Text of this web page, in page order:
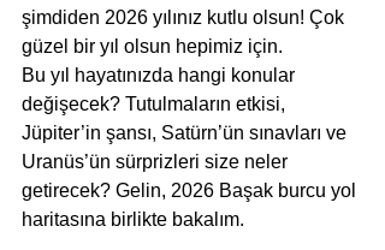
şimdiden 2026 yılınız kutlu olsun! Çok
güzel bir yıl olsun hepimiz için.
Bu yıl hayatınızda hangi konular
değişecek? Tutulmaların etkisi,
Jüpiter’in şansı, Satürn’ün sınavları ve
Uranüs’ün sürprizleri size neler
getirecek? Gelin, 2026 Başak burcu yol
haritasına birlikte bakalım.